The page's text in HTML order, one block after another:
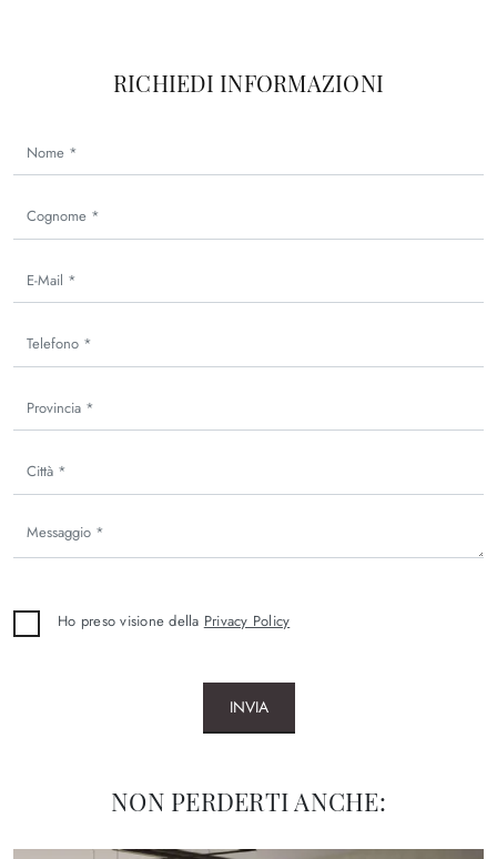
RICHIEDI INFORMAZIONI
Ho preso visione della Privacy Policy
INVIA
NON PERDERTI ANCHE: